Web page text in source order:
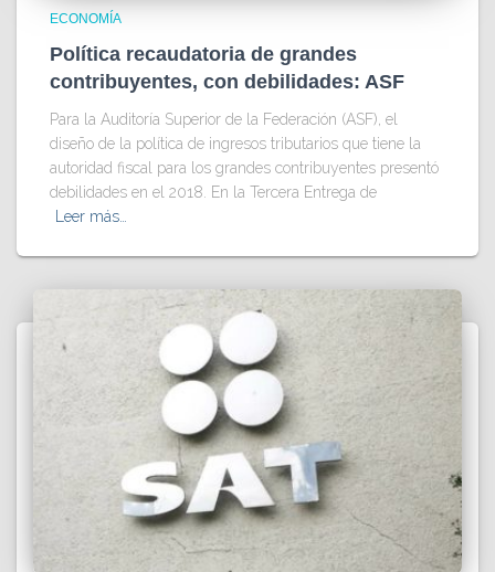
ECONOMÍA
Política recaudatoria de grandes
contribuyentes, con debilidades: ASF
Para la Auditoría Superior de la Federación (ASF), el
diseño de la política de ingresos tributarios que tiene la
autoridad fiscal para los grandes contribuyentes presentó
debilidades en el 2018. En la Tercera Entrega de
Leer más…